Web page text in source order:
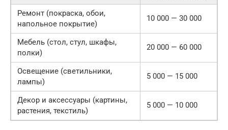
Ремонт (покраска, обои,
напольное покрытие)
10 000 — 30 000
Мебель (стол, стул, шкафы,
полки)
20 000 — 60 000
Освещение (светильники,
лампы)
5 000 — 15 000
Декор и аксессуары (картины,
растения, текстиль)
5 000 — 10 000